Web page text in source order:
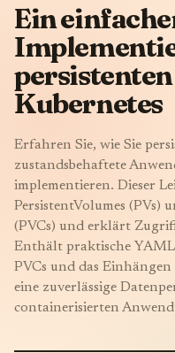
Ein
Kubernetes
Erfahren Sie, wie Sie
zustandsbehaftete
implementieren. Dieser
PersistentVolumes (PVs)
(PVCs) und erklärt
Enthält praktische
PVCs und das
eine zuverlässige
containerisierten